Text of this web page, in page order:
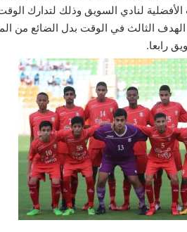
الأفضلية لنادي السويق وذلك لتدارك
رابعا.